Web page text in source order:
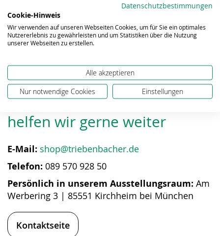
Bei Fragen zum Produkt
helfen wir gerne weiter
E-Mail: shop@triebenbacher.de
Telefon: 089 570 928 50
Persönlich in unserem Ausstellungsraum: Am
Werbering 3 | 85551 Kirchheim bei München
Kontaktseite
Datenschutzbestimmungen
Cookie-Hinweis
Wir verwenden auf unseren Webseiten Cookies, um für Sie ein optimales
Nutzererlebnis zu gewährleisten und um Statistiken über die Nutzung
unserer Webseiten zu erstellen.
Alle akzeptieren
Nur notwendige Cookies Einstellungen